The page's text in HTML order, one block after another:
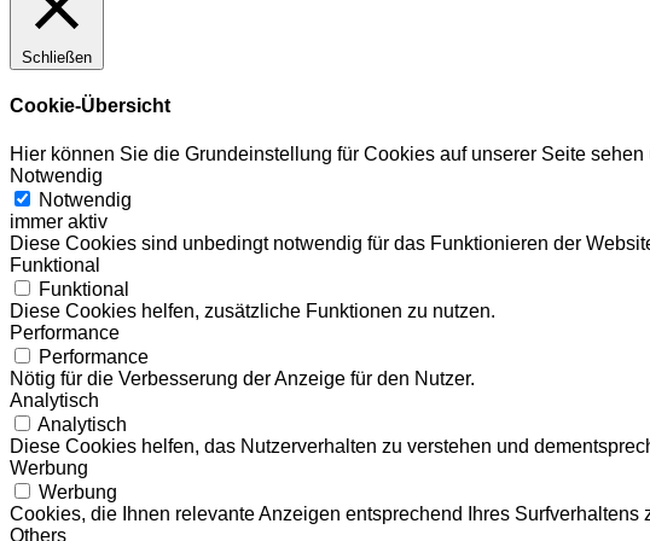
Schließen
Cookie-Übersicht
Hier können Sie die Grundeinstellung für Cookies auf unserer Seite
Notwendig
Notwendig
immer aktiv
Diese Cookies sind unbedingt notwendig für das Funktionieren der
Funktional
Funktional
Diese Cookies helfen, zusätzliche Funktionen zu nutzen.
Performance
Performance
Nötig für die Verbesserung der Anzeige für den Nutzer.
Analytisch
Analytisch
Diese Cookies helfen, das Nutzerverhalten zu verstehen und
Werbung
Werbung
Cookies, die Ihnen relevante Anzeigen entsprechend Ihres Surfverhaltens
Others